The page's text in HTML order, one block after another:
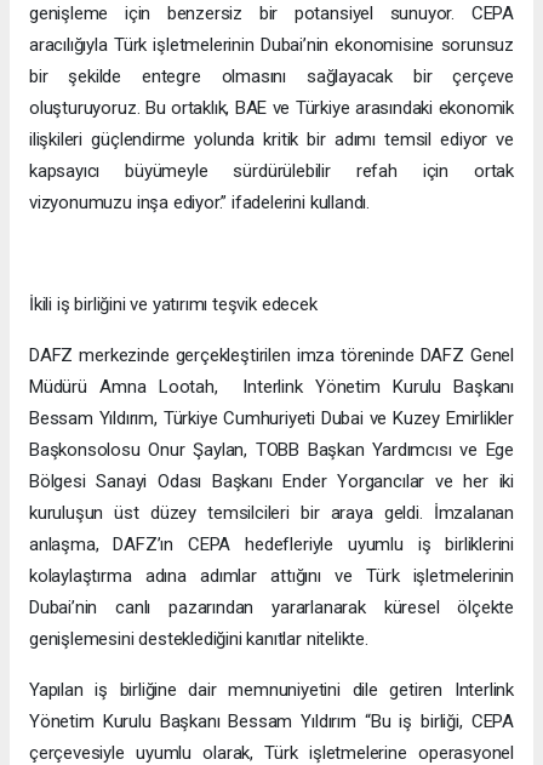
genişleme için benzersiz bir potansiyel sunuyor. CEPA
aracılığıyla Türk işletmelerinin Dubai’nin ekonomisine sorunsuz
bir şekilde entegre olmasını sağlayacak bir çerçeve
oluşturuyoruz. Bu ortaklık, BAE ve Türkiye arasındaki ekonomik
ilişkileri güçlendirme yolunda kritik bir adımı temsil ediyor ve
kapsayıcı büyümeyle sürdürülebilir refah için ortak
vizyonumuzu inşa ediyor.” ifadelerini kullandı.
İkili iş birliğini ve yatırımı teşvik edecek
DAFZ merkezinde gerçekleştirilen imza töreninde DAFZ Genel
Müdürü Amna Lootah, Interlink Yönetim Kurulu Başkanı
Bessam Yıldırım, Türkiye Cumhuriyeti Dubai ve Kuzey Emirlikler
Başkonsolosu Onur Şaylan, TOBB Başkan Yardımcısı ve Ege
Bölgesi Sanayi Odası Başkanı Ender Yorgancılar ve her iki
kuruluşun üst düzey temsilcileri bir araya geldi. İmzalanan
anlaşma, DAFZ’ın CEPA hedefleriyle uyumlu iş birliklerini
kolaylaştırma adına adımlar attığını ve Türk işletmelerinin
Dubai’nin canlı pazarından yararlanarak küresel ölçekte
genişlemesini desteklediğini kanıtlar nitelikte.
Yapılan iş birliğine dair memnuniyetini dile getiren Interlink
Yönetim Kurulu Başkanı Bessam Yıldırım “Bu iş birliği, CEPA
çerçevesiyle uyumlu olarak, Türk işletmelerine operasyonel